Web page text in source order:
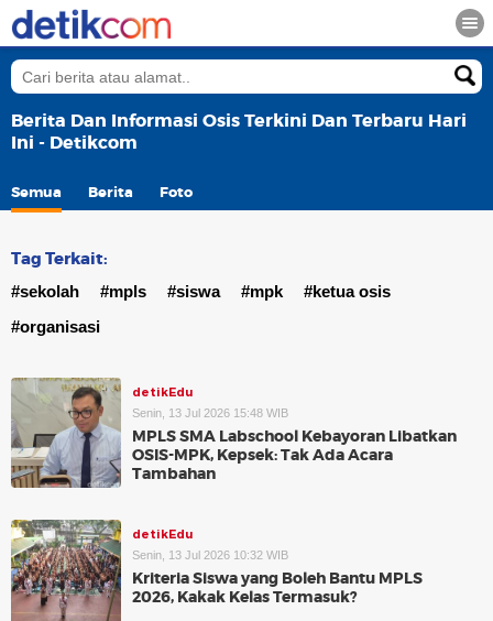
Berita Dan Informasi Osis Terkini Dan Terbaru Hari
Ini - Detikcom
Semua Berita Foto
Tag Terkait:
#sekolah #mpls #siswa #mpk
#ketua osis
#organisasi
detikEdu
Senin, 13 Jul 2026 15:48 WIB
MPLS SMA Labschool Kebayoran Libatkan
OSIS-MPK, Kepsek: Tak Ada Acara
Tambahan
detikEdu
Senin, 13 Jul 2026 10:32 WIB
Kriteria Siswa yang Boleh Bantu MPLS
2026, Kakak Kelas Termasuk?